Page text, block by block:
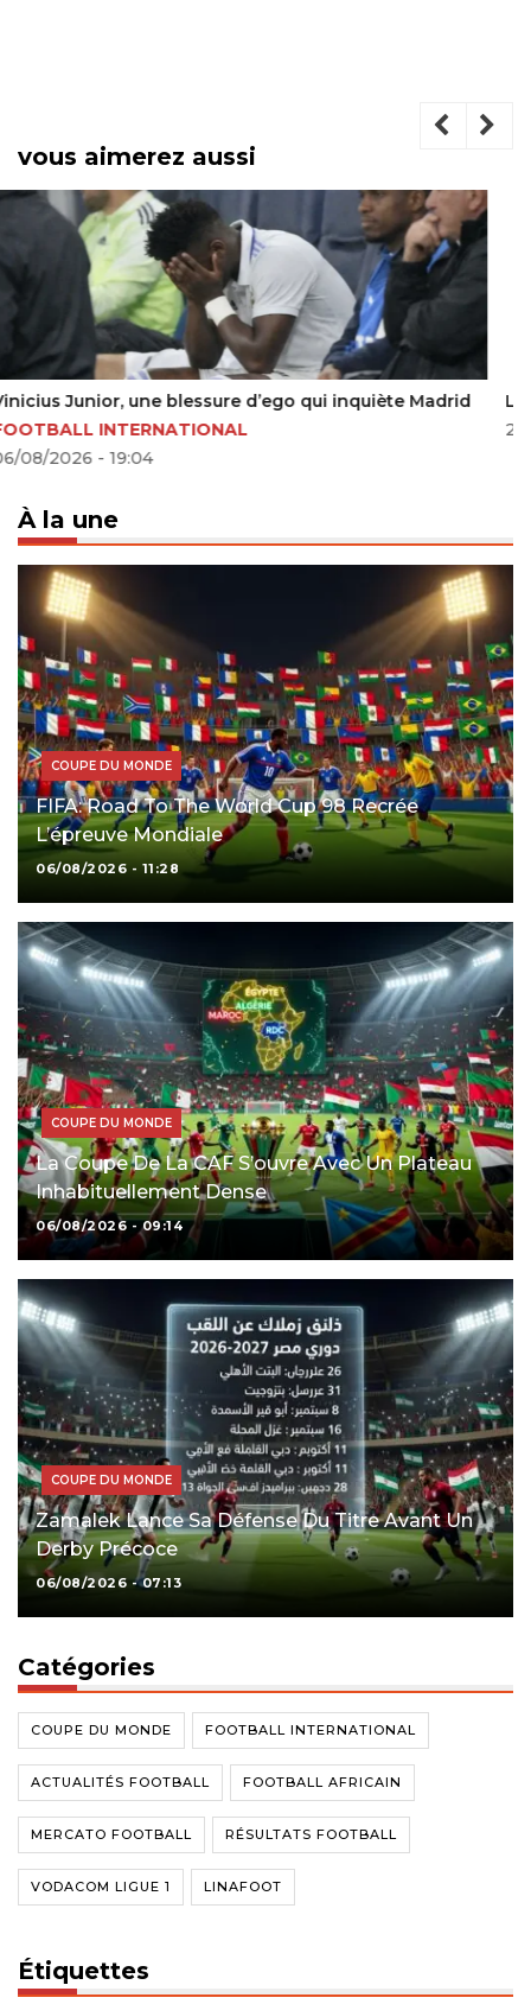
vous aimerez aussi
Le Real vise un jeune talent du Barça libre en 2026
23/11/2025 - 08:17
À la une
COUPE DU MONDE
FIFA: Road To The World Cup 98 Recrée
L’épreuve Mondiale
06/08/2026 - 11:28
COUPE DU MONDE
La Coupe De La CAF S’ouvre Avec Un Plateau
Inhabituellement Dense
06/08/2026 - 09:14
COUPE DU MONDE
Zamalek Lance Sa Défense Du Titre Avant Un
Derby Précoce
06/08/2026 - 07:13
Catégories
COUPE DU MONDE FOOTBALL INTERNATIONAL
ACTUALITÉS FOOTBALL FOOTBALL AFRICAIN
MERCATO FOOTBALL RÉSULTATS FOOTBALL
VODACOM LIGUE 1 LINAFOOT
Étiquettes